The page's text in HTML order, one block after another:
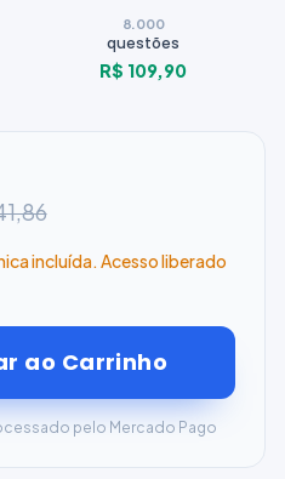
8.000
questões
R$ 109,90
incluída. Acesso liberado
ao Carrinho
pelo Mercado Pago